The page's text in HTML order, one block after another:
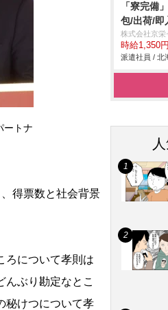
ートナ
得票数と社会背景
について孝則は
んぶり勘定なとこ
秘けつについて孝
「寮完備
包/出荷/即
株式会社京栄
時給1,350
派遣社員 / 北